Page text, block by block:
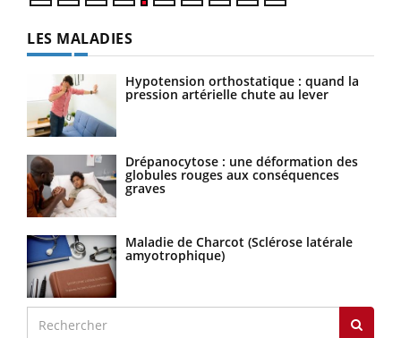
LES MALADIES
Hypotension orthostatique : quand la
pression artérielle chute au lever
Drépanocytose : une déformation des
globules rouges aux conséquences
graves
Maladie de Charcot (Sclérose latérale
amyotrophique)